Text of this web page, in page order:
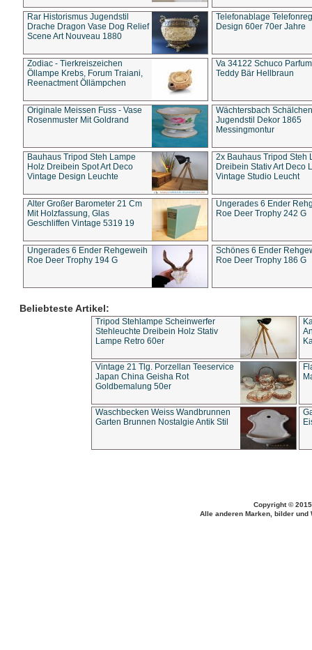
Rar Historismus Jugendstil
Drache Dragon Vase Dog Relief
Scene Art Nouveau 1880
Telefonablage
Design 60er 70er Jahre
Zodiac - Tierkreiszeichen
Öllampe Krebs, Forum Traiani,
Reenactment Öllämpchen
Va 34122 Schuco
Teddy Bär Hellbraun
Originale Meissen Fuss - Vase
Rosenmuster Mit Goldrand
Wächtersbach Schälchen
Jugendstil Dekor 1865
Messingmontur
Bauhaus Tripod Steh Lampe
Holz Dreibein Spot Art Deco
Vintage Design Leuchte
2x Bauhaus Tripod Steh
Dreibein Stativ Art Deco
Vintage Studio Leucht
Alter Großer Barometer 21 Cm
Mit Holzfassung, Glas
Geschliffen Vintage 5319 19
Ungerades 6 Ender
Roe Deer Trophy 242 G
Ungerades 6 Ender Rehgeweih
Roe Deer Trophy 194 G
Schönes 6 Ender
Roe Deer Trophy 186 G
Beliebteste Artikel:
Tripod Stehlampe Scheinwerfer
Stehleuchte Dreibein Holz Stativ
Lampe Retro 60er
Vintage 21 Tlg. Porzellan Teeservice
Japan China Geisha Rot
Goldbemalung 50er
Waschbecken Weiss Wandbrunnen
Garten Brunnen Nostalgie Antik Stil
Copyright ©
Alle anderen Marken, bilder und